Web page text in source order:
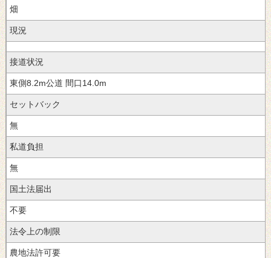
現況
接道状況
8.2 間口14.0m
セットバック
私道負担
無
国土法届出
法令上の制限
農地法許可要